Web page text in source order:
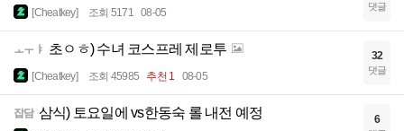
[Cheatkey] 조회 5171 08-05 댓글
ㅗㅜㅑ 초ㅇㅎ) 수녀 코스프레 제로투
[Cheatkey] 조회 45985 추천 1 08-05
32
댓글
잡담 삼식) 토요일에 vs한동숙 롤 내전 예정 6